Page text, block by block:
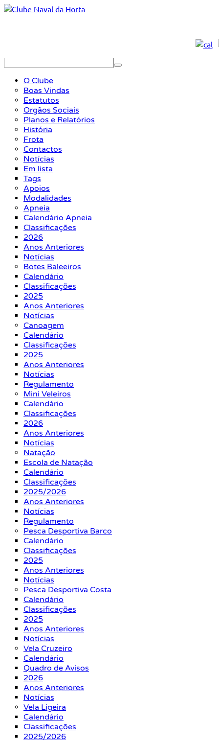
O Clube
Boas Vindas
Estatutos
Orgãos Sociais
Planos e Relatórios
História
Frota
Contactos
Notícias
Em lista
Tags
Apoios
Modalidades
Apneia
Calendário Apneia
Classificações
2026
Anos Anteriores
Notícias
Botes Baleeiros
Calendário
Classificações
2025
Anos Anteriores
Notícias
Canoagem
Calendário
Classificações
2025
Anos Anteriores
Notícias
Regulamento
Mini Veleiros
Calendário
Classificações
2026
Anos Anteriores
Notícias
Natação
Escola de Natação
Calendário
Classificações
2025/2026
Anos Anteriores
Notícias
Regulamento
Pesca Desportiva Barco
Calendário
Classificações
2025
Anos Anteriores
Notícias
Pesca Desportiva Costa
Calendário
Classificações
2025
Anos Anteriores
Notícias
Vela Cruzeiro
Calendário
Quadro de Avisos
2026
Anos Anteriores
Notícias
Vela Ligeira
Calendário
Classificações
2025/2026